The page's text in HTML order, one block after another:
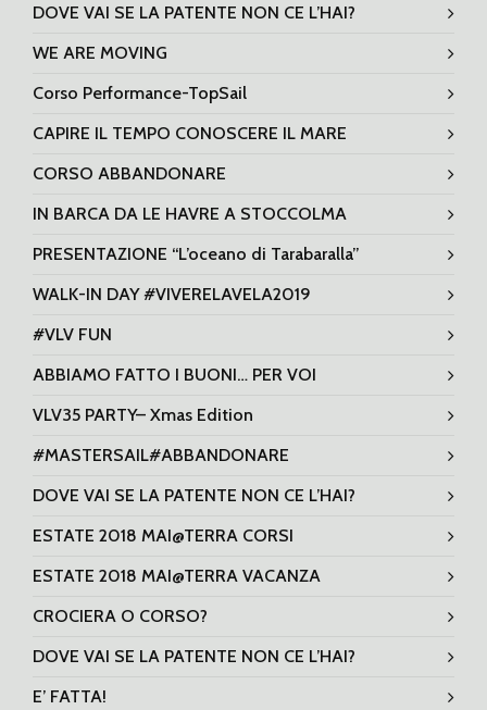
DOVE VAI SE LA PATENTE NON CE L’HAI?
WE ARE MOVING
Corso Performance-TopSail
CAPIRE IL TEMPO CONOSCERE IL MARE
CORSO ABBANDONARE
IN BARCA DA LE HAVRE A STOCCOLMA
PRESENTAZIONE “L’oceano di Tarabaralla”
WALK-IN DAY #VIVERELAVELA2019
#VLV FUN
ABBIAMO FATTO I BUONI… PER VOI
VLV35 PARTY– Xmas Edition
#MASTERSAIL#ABBANDONARE
DOVE VAI SE LA PATENTE NON CE L’HAI?
ESTATE 2018 MAI@TERRA CORSI
ESTATE 2018 MAI@TERRA VACANZA
CROCIERA O CORSO?
DOVE VAI SE LA PATENTE NON CE L’HAI?
E’ FATTA!